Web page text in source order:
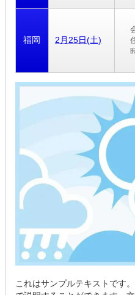
福岡 2月25日(土)
これはサンプルテキストです